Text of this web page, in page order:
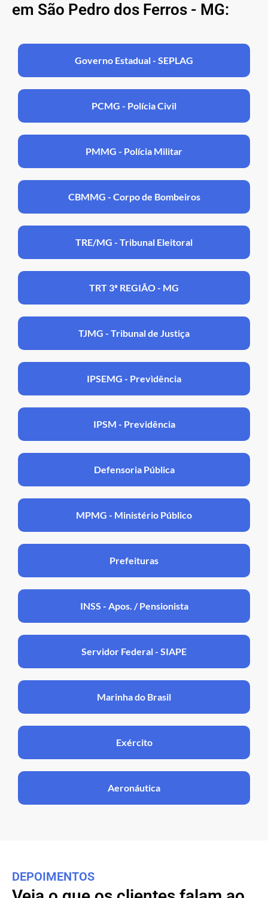
em São Pedro dos Ferros - MG:
Governo Estadual - SEPLAG
PCMG - Polícia Civil
PMMG - Polícia Militar
CBMMG - Corpo de Bombeiros
TRE/MG - Tribunal Eleitoral
TRT 3ª REGIÃO - MG
TJMG - Tribunal de Justiça
IPSEMG - Prevìdência
IPSM - Previdência
Defensoria Pública
MPMG - Ministério Público
Prefeituras
INSS - Apos. / Pensionista
Servidor Federal - SIAPE
Marinha do Brasil
Exército
Aeronáutica
DEPOIMENTOS